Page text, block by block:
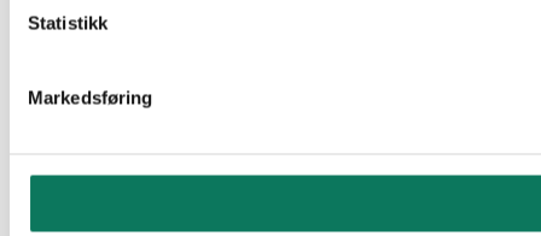
Statistikk
Markedsføring